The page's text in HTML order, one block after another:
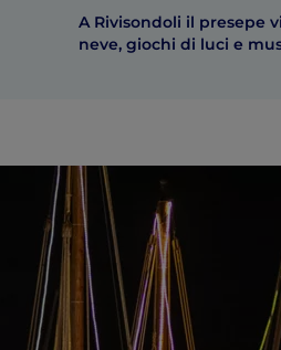
A Rivisondoli il presepe
neve, giochi di luci e